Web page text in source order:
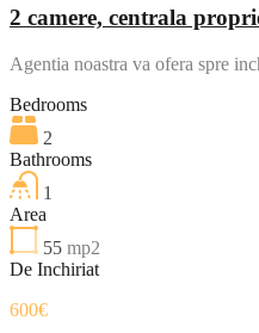
2 camere, centrala
Agentia noastra va ofera spre
Bedrooms
2
Bathrooms
1
Area
55 mp2
De Inchiriat
600€